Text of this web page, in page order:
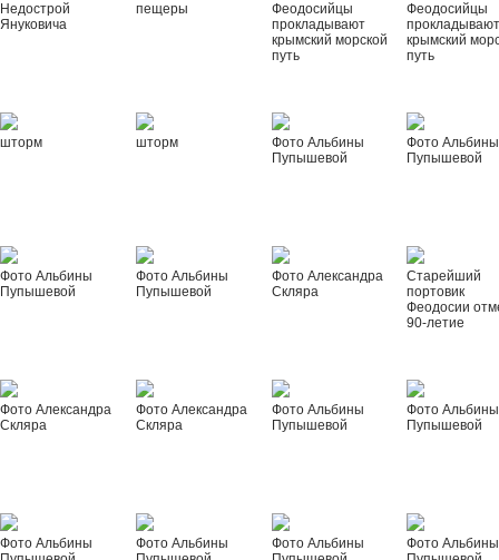
Недострой
Януковича
пещеры
Феодосийцы
прокладывают
крымский морской
путь
Феодосийцы
крымский
путь
шторм шторм
Фото Альбины
Пупышевой
Фото Альбины
Пупышевой
Фото Альбины
Пупышевой
Фото Альбины
Пупышевой
Фото Александра
Скляра
Старейший
портовик
Феодосии
90-летие
Фото Александра
Скляра
Фото Александра
Скляра
Фото Альбины
Пупышевой
Фото Альбины
Пупышевой
Фото Альбины
Фото Альбины
Фото Альбины
Фото Альбины